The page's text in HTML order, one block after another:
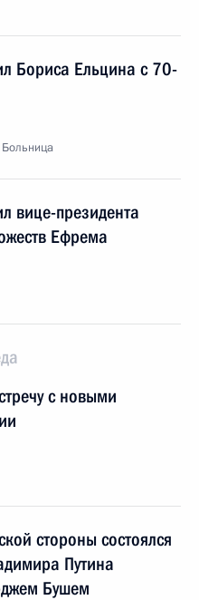
Бориса Ельцина с 70-
вице-президента
Ефрема
с новыми
стороны состоялся
Путина
Бушем